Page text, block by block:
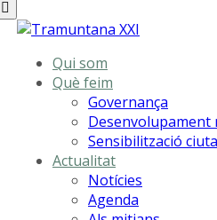
Qui som
Què feim
Governança
Desenvolupament
Sensibilització
Actualitat
Notícies
Agenda